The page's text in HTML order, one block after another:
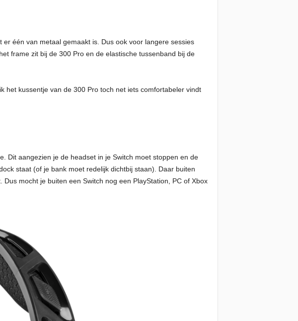
één van metaal gemaakt is. Dus ook voor langere sessies
frame zit bij de 300 Pro en de elastische tussenband bij de
het kussentje van de 300 Pro toch net iets comfortabeler vindt
Dit aangezien je de headset in je Switch moet stoppen en de
staat (of je bank moet redelijk dichtbij staan). Daar buiten
mocht je buiten een Switch nog een PlayStation, PC of Xbox